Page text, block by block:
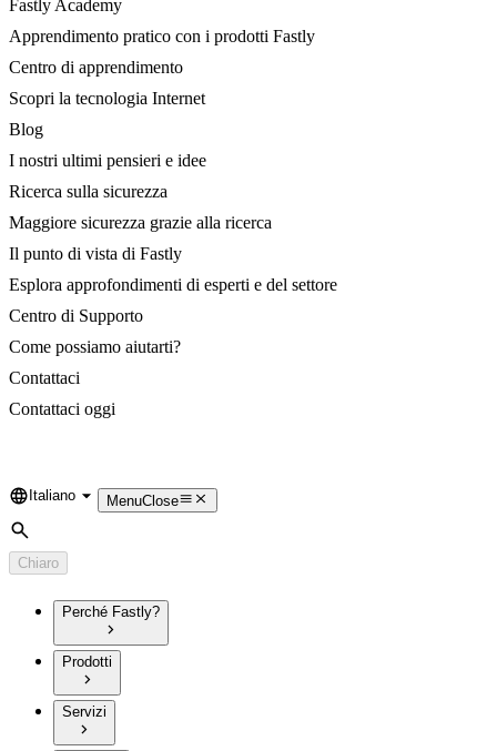
Fastly Academy
Apprendimento pratico con i prodotti Fastly
Centro di apprendimento
Scopri la tecnologia Internet
Blog
I nostri ultimi pensieri e idee
Ricerca sulla sicurezza
Maggiore sicurezza grazie alla ricerca
Il punto di vista di Fastly
Esplora approfondimenti di esperti e del settore
Centro di Supporto
Come possiamo aiutarti?
Contattaci
Contattaci oggi
Language
Italiano MenuClose
Cerca
Chiaro
Perché Fastly?
Prodotti
Servizi